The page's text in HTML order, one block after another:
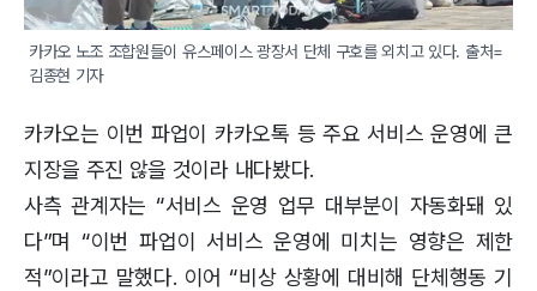
카카오 노조 조합원들이 유스페이스 광장서 단체 구호를 외치고 있다. 출처=
김종현 기자
카카오는 이번 파업이 카카오톡 등 주요 서비스 운영에 큰
지장을 주진 않을 것이라 내다봤다.
사측 관계자는 “서비스 운영 업무 대부분이 자동화돼 있
다”며 “이번 파업이 서비스 운영에 미치는 영향은 제한
적”이라고 말했다. 이어 “비상 상황에 대비해 단체행동 기